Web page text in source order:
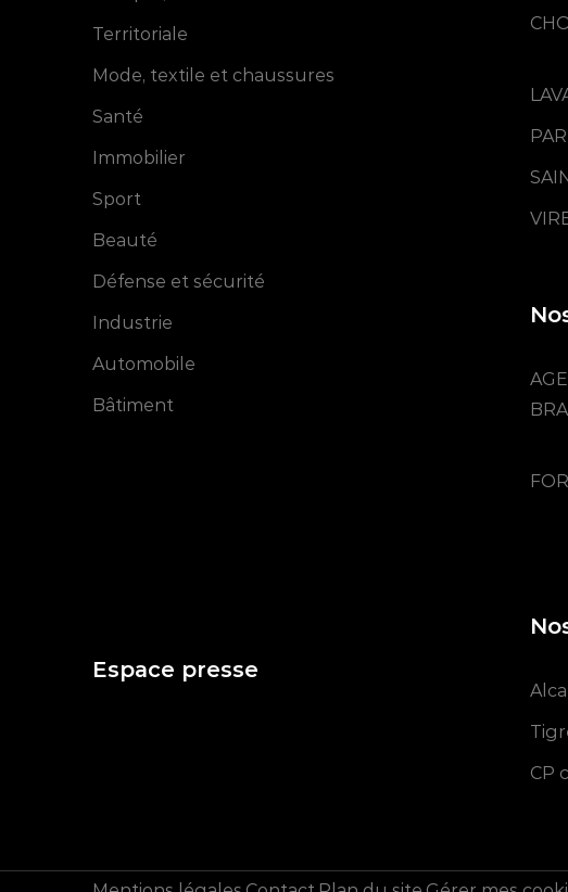
graphiques de 2025
Territoriale
Mode, textile et chaussures
Santé
Immobilier
Sport
Beauté
Défense et sécurité
Industrie
Automobile
Bâtiment
Espace presse
CP